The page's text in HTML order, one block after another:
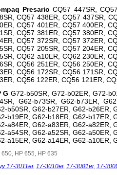
PresarioCQ57 447SR,
CQ57 438ER, CQ57 437SR,
CQ57 401ER, CQ57 400ER,
CQ57 381ER, CQ57 380ER,
CQ57 372SR, CQ57 372ER,
CQ57 205SR, CQ57 204ER,
CQ62 a10ER, CQ62 230ER,
CQ56 251ER, CQ56 250ER,
CQ56 172SR, CQ56 171SR,
CQ56 122ER, CQ56 121ER,
GG72-b50SR, G72-b02ER, G72-
G62-b73SR, G62-b73ER,
b50SR, G62-b27ER, G62-b26ER,
b19ER, G62-b18ER, G62-b17ER,
a84ER, G62-a83ER, G62-a82ER,
a54SR, G62-a52SR, G62-a50ER,
a15ER, G62-a14ER, G62-a10ER,
650, HP 655, HP 635
17-3011er, 17-3010er, 17-3001er, 17-